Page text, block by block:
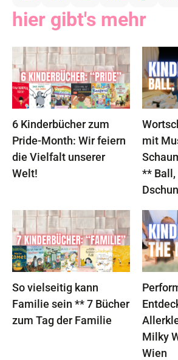
hier gibt's mehr
6 Kinderbücher zum
Pride-Month: Wir feiern
die Vielfalt unserer
Welt!
mit
** Ball,
So vielseitig kann
Familie sein ** 7 Bücher
zum Tag der Familie
Milky
Wien